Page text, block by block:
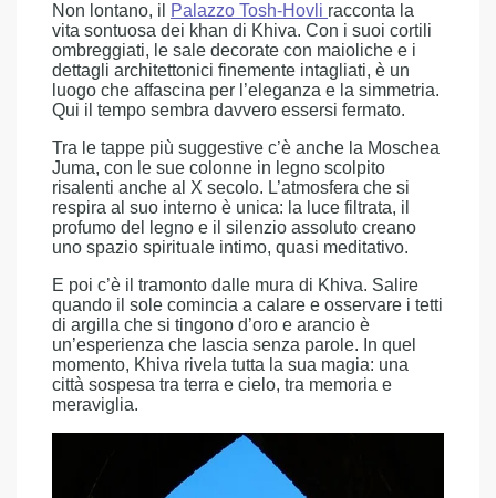
Non lontano, il
Palazzo Tosh-Hovli racconta la
vita sontuosa dei khan di Khiva. Con i suoi cortili
ombreggiati, le sale decorate con maioliche e i
dettagli architettonici finemente intagliati, è un
luogo che affascina per l’eleganza e la simmetria.
Qui il tempo sembra davvero essersi fermato.
Tra le tappe più suggestive c’è anche la Moschea
Juma, con le sue colonne in legno scolpito
risalenti anche al X secolo. L’atmosfera che si
respira al suo interno è unica: la luce filtrata, il
profumo del legno e il silenzio assoluto creano
uno spazio spirituale intimo, quasi meditativo.
E poi c’è il tramonto dalle mura di Khiva. Salire
quando il sole comincia a calare e osservare i tetti
di argilla che si tingono d’oro e arancio è
un’esperienza che lascia senza parole. In quel
momento, Khiva rivela tutta la sua magia: una
città sospesa tra terra e cielo, tra memoria e
meraviglia.